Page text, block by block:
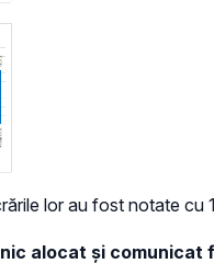
lor au fost notate cu
alocat și comunicat